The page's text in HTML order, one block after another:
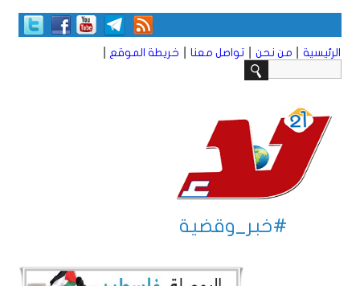
الرئيسية من نحن تواصل معنا خريطة الموقع
#خبر_وقضية